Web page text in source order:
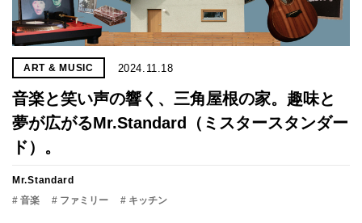
ART & MUSIC 2024.11.18
音楽と笑い声の響く、三角屋根の家。趣味と
夢が広がるMr.Standard（ミスタースタンダー
ド）。
Mr.Standard
# 音楽
# ファミリー # キッチン